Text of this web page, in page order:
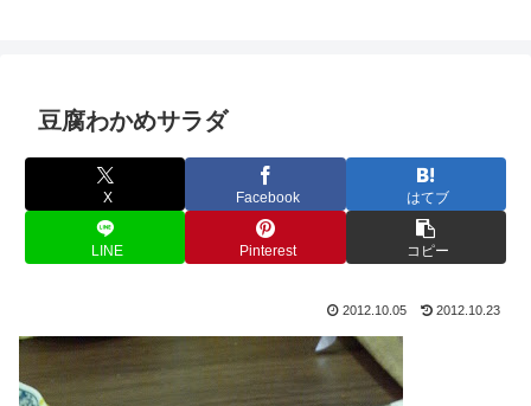
豆腐わかめサラダ
X Facebook はてブ
LINE Pinterest コピー
2012.10.05 2012.10.23